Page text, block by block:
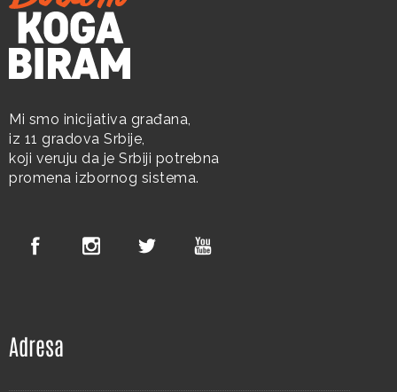
Mi smo inicijativa građana,
iz 11 gradova Srbije,
koji veruju da je Srbiji potrebna
promena izbornog sistema.
Adresa